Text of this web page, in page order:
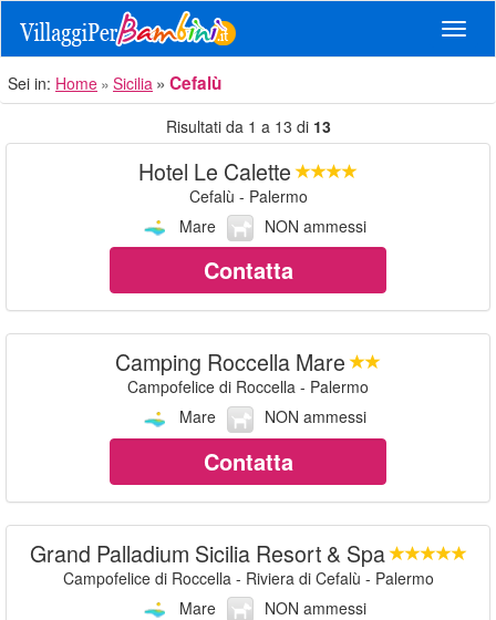
Sei in: Home Sicilia Cefalù
Risultati da 1 a 13 di 13
Hotel Le Calette
Cefalù - Palermo
Mare
NON ammessi
Contatta
Camping Roccella Mare
Campofelice di Roccella - Palermo
Mare
NON ammessi
Contatta
Grand Palladium Sicilia Resort & Spa
Campofelice di Roccella - Riviera di Cefalù - Palermo
Mare
NON ammessi